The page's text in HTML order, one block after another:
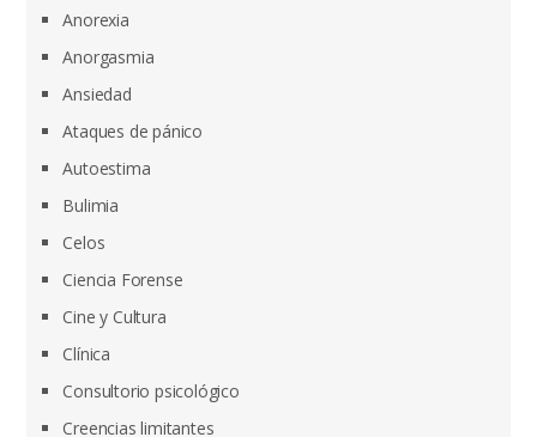
Anorexia
Anorgasmia
Ansiedad
Ataques de pánico
Autoestima
Bulimia
Celos
Ciencia Forense
Cine y Cultura
Clínica
Consultorio psicológico
Creencias limitantes